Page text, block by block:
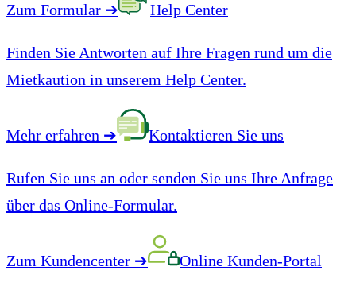
Zum Formular ➔ Help Center
Finden Sie Antworten auf Ihre Fragen rund um die
Mietkaution in unserem Help Center.
Mehr erfahren ➔ Kontaktieren Sie uns
Rufen Sie uns an oder senden Sie uns Ihre Anfrage
über das Online-Formular.
Zum Kundencenter ➔ Online Kunden-Portal